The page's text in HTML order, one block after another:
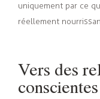
uniquement par ce
réellement
Vers des
conscientes